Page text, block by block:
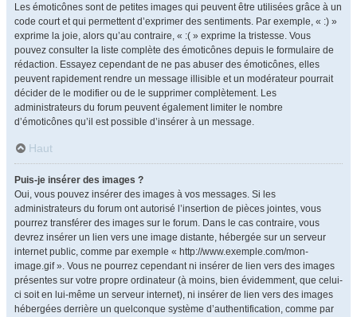
Les émoticônes sont de petites images qui peuvent être utilisées grâce à un
code court et qui permettent d’exprimer des sentiments. Par exemple, « :) »
exprime la joie, alors qu’au contraire, « :( » exprime la tristesse. Vous
pouvez consulter la liste complète des émoticônes depuis le formulaire de
rédaction. Essayez cependant de ne pas abuser des émoticônes, elles
peuvent rapidement rendre un message illisible et un modérateur pourrait
décider de le modifier ou de le supprimer complètement. Les
administrateurs du forum peuvent également limiter le nombre
d’émoticônes qu’il est possible d’insérer à un message.
Haut
Puis-je insérer des images ?
Oui, vous pouvez insérer des images à vos messages. Si les
administrateurs du forum ont autorisé l’insertion de pièces jointes, vous
pourrez transférer des images sur le forum. Dans le cas contraire, vous
devrez insérer un lien vers une image distante, hébergée sur un serveur
internet public, comme par exemple « http://www.exemple.com/mon-
image.gif ». Vous ne pourrez cependant ni insérer de lien vers des images
présentes sur votre propre ordinateur (à moins, bien évidemment, que celui-
ci soit en lui-même un serveur internet), ni insérer de lien vers des images
hébergées derrière un quelconque système d’authentification, comme par